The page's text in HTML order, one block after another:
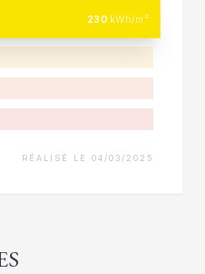
230 kWh/m²
RÉALISÉ LE 04/03/2025